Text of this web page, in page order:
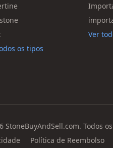
os tipos
Ver
StoneBuyAndSell.com. Todos
Política de Reembolso